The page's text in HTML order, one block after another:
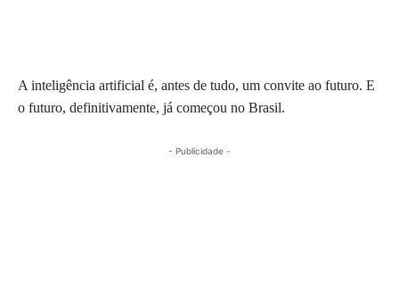
A inteligência artificial é, antes de tudo, um convite ao futuro. E
o futuro, definitivamente, já começou no Brasil.
- Publicidade -